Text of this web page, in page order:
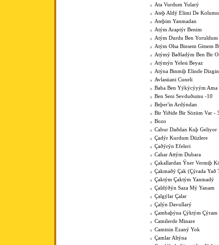
Ata Vurdum Yularý
Ateþ Aldý Elimi De Kolumu
Ateþim Yanmadan
Atým Araptýr Benim
Atým Durdu Ben Yoruldum
Atým Olsa Binsem Gitsem
Atýmý Baðladým Ben Bir
Atýmýn Yelesi Beyaz
Atýna Binmiþ Elinde
Avlasüani Cuneli
Baba Ben Yýkýcýyým
Ben Seni Sevduðumu -10
Beþer'in Ardýndan
Bir Yiðide Bir Sözüm Var -
Bozo
Cabur Daðdan Kuþ Geliyor
Çadýr Kurdum Düzlere
Çaðýrýn Efeleri
Cahar Attým Dubara
Çakallardan Ýner Vermiþ
Çakmaðý Çak (Çýrada Yað
Çaktým Çaktým Yanmadý
Çaldýðýn Saza Mý Yanam
Çalgýlar Çalar
Çalýn Davullarý
Çambaþýna Çýktým Çýram
Camilerde Minare
Caminin Ezaný Yok
Çamlar Altýna